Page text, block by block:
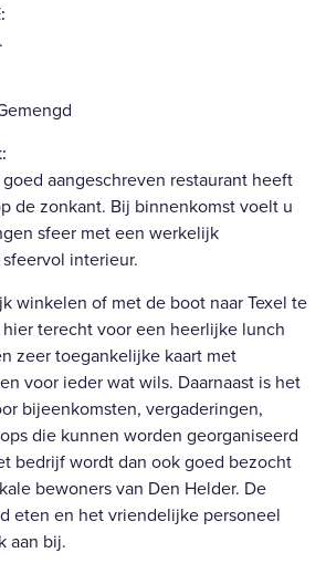
aangeschreven restaurant heeft
de zonkant. Bij binnenkomst voelt u
sfeer met een werkelijk
interieur.
winkelen of met de boot naar Texel te
terecht voor een heerlijke lunch
zeer toegankelijke kaart met
voor ieder wat wils. Daarnaast is het
bijeenkomsten, vergaderingen,
die kunnen worden georganiseerd
bedrijf wordt dan ook goed bezocht
bewoners van Den Helder. De
eten en het vriendelijke personeel
aan bij.